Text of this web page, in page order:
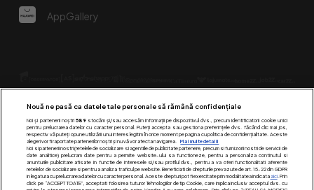
AppGallery
Urmărește-ne pe:
Nouă ne pasă ca datele tale personale să rămână confidențiale
Noi și partenerii noștri 589stocăm și/sau accesăm informații pe dispozitivul dvs., precum identificatorii cookie unici
pentru prelucrarea datelor cu caracter personal. Puteți accepta sau gestiona preferințele dvs. făcând clic mai jos,
respectiv vă puteți opune utilizării unui interes legitim în orice moment pe pagina cu politica de confidențialitate. Aceste
alegeri vor fi raportate partenerilor noștri și nu vă vor afecta navigarea.
Mai multe detalii
Noi si partenerii nostri (retelele de socializare si agentiile de publicitate partenere, precum si furnizorii nostri de servicii de
date analitice) prelucram date pentru a permite website-ului sa functioneze, pentru a personaliza continutul si
anunturile publicitare afisate in functie de interesele si/sau profilul dvs., pentru a va oferi functionalitati aferente
retelelor de socializare si pentru a analiza traficul pe website. Beneficiati de drepturile prevazute de art. 15-22 din GDPR
in legatura cu prelucrarea datelor cu caracter personal. Aceste drepturi pot fi exercitate prin modalitatea indicataaici. Prin
click pe “ACCEPT TOATE”, acceptati folosirea tuturor Tehnologiilor de tip Cookie, care implica inclusiv acceptul dvs. cu